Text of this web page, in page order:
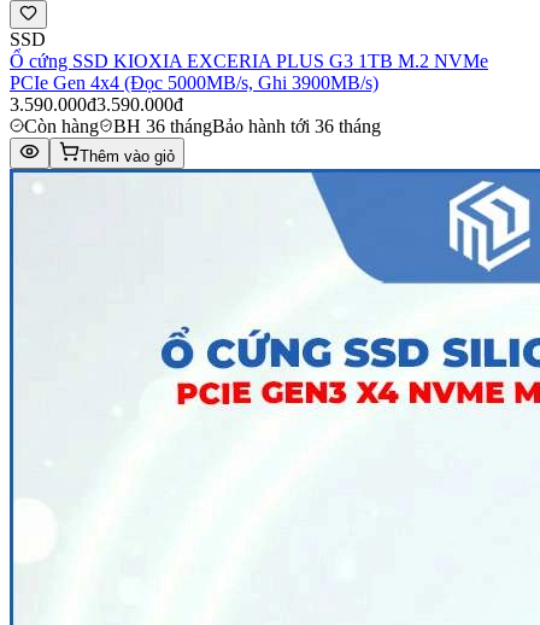
SSD
Ổ cứng SSD KIOXIA EXCERIA PLUS G3 1TB M.2 NVMe
PCIe Gen 4x4 (Đọc 5000MB/s, Ghi 3900MB/s)
3.590.000đ3.590.000đ
Còn hàng
BH 36 thángBảo hành tới 36 tháng
Thêm vào giỏ